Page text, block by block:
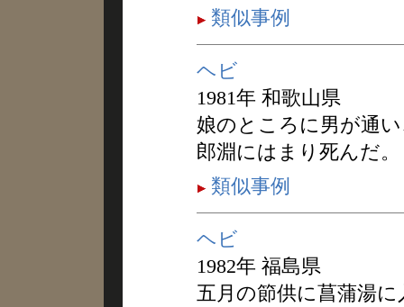
類似事例
ヘビ
1981年 和歌山県
娘のところに男が通
郎淵にはまり死んだ。
類似事例
ヘビ
1982年 福島県
五月の節供に菖蒲湯